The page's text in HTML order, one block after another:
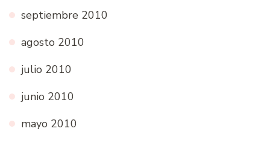
septiembre 2010
agosto 2010
julio 2010
junio 2010
mayo 2010